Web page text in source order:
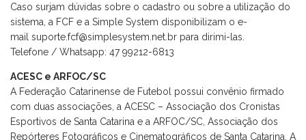
Caso surjam dúvidas sobre o cadastro ou sobre a utilização do
sistema, a FCF e a Simple System disponibilizam o e-
mail suporte.fcf@simplesystem.net.br para dirimi-las.
Telefone / Whatsapp: 47 99212-6813
ACESC e ARFOC/SC
A Federação Catarinense de Futebol possui convênio firmado
com duas associações, a ACESC – Associação dos Cronistas
Esportivos de Santa Catarina e a ARFOC/SC, Associação dos
Repórteres Fotográficos e Cinematográficos de Santa Catarina. A